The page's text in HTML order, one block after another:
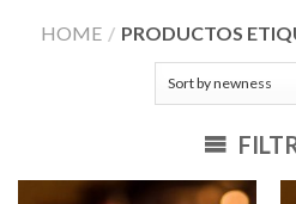
HOME / PRODUCTOS